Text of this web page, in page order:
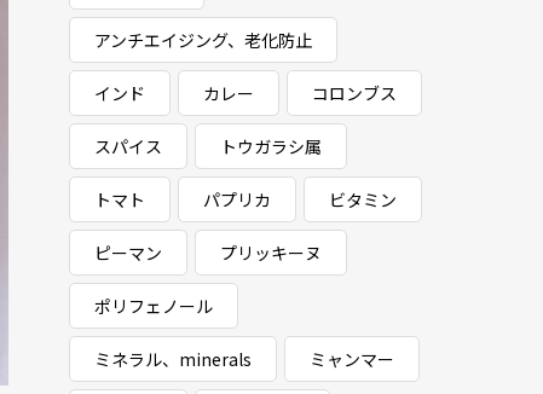
アンチエイジング、老化防止
インド カレー コロンブス
スパイス トウガラシ属
トマト パプリカ ビタミン
ピーマン プリッキーヌ
ポリフェノール
ミネラル、minerals ミャンマー